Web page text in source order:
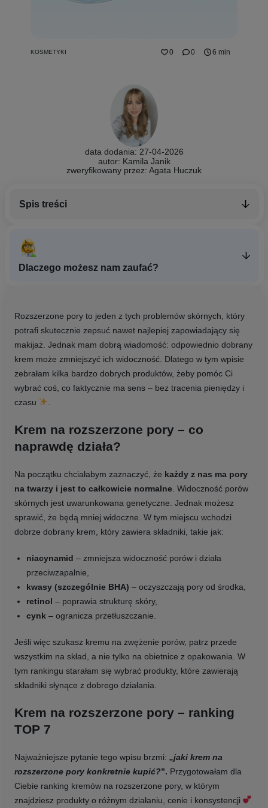
KOSMETYKI 0 0 6 min
data dodania: 27-04-2026
autor: Kamila Janik
zweryfikowany przez: Agata Huczuk
Spis treści
Rozszerzone pory to jeden z tych problemów skórnych, który
potrafi skutecznie zepsuć nawet najlepiej zapowiadający się
makijaż. Jednak mam dobrą wiadomość: odpowiednio dobrany
krem może zmniejszyć ich widoczność. Dlatego w tym wpisie
zebrałam kilka bardzo dobrych produktów, żeby pomóc Ci
wybrać coś, co faktycznie ma sens – bez tracenia pieniędzy i
czasu
Krem na rozszerzone pory – co
naprawdę działa?
Na początku chciałabym zaznaczyć, że każdy z nas ma pory
na twarzy i jest to całkowicie normalne. Widoczność porów
skórnych jest uwarunkowana genetyczne. Jednak możesz
sprawić, że będą mniej widoczne. W tym miejscu wchodzi
dobrze dobrany krem, który zawiera składniki, takie jak:
niacynamid – zmniejsza widoczność porów i działa
przeciwzapalnie,
kwasy (szczególnie BHA) – oczyszczają pory od środka,
retinol – poprawia strukturę skóry,
cynk – ogranicza przetłuszczanie.
Jeśli więc szukasz kremu na zwężenie porów, patrz przede
wszystkim na skład, a nie tylko na obietnice z opakowania. W
tym rankingu starałam się wybrać produkty, które zawierają
składniki słynące z dobrego działania.
Krem na rozszerzone pory – ranking
TOP 7
Najważniejsze pytanie tego wpisu brzmi: „jaki krem na
rozszerzone pory konkretnie kupić?”. Przygotowałam dla
Ciebie ranking kremów na rozszerzone pory, w którym
znajdziesz produkty o różnym działaniu, cenie i konsystencji
Dlaczego możesz nam zaufać?